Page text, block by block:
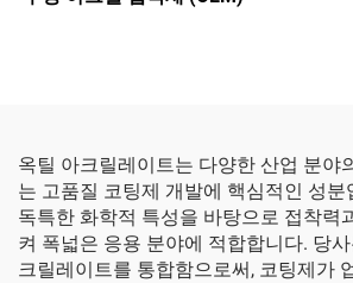
옥틸 아크릴레이트는 다양한 산업 분야
는 고품질 코팅제 개발에 핵심적인 성분
독특한 화학적 특성을 바탕으로 접착력
켜 폭넓은 응용 분야에 적합합니다. 당
크릴레이트를 통합함으로써, 코팅제가